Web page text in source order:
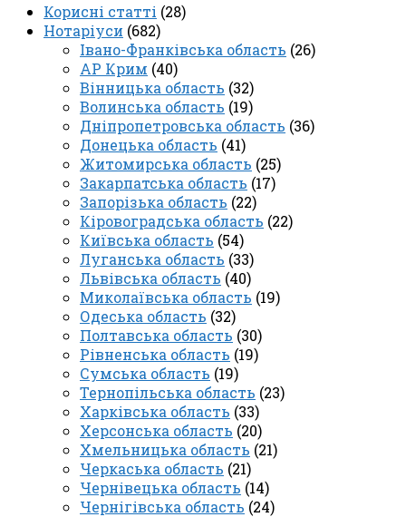
Корисні статті (28)
Нотаріуси (682)
Івано-Франківська область (26)
АР Крим (40)
Вінницька область (32)
Волинська область (19)
Дніпропетровська область (36)
Донецька область (41)
Житомирська область (25)
Закарпатська область (17)
Запорізька область (22)
Кіровоградська область (22)
Київська область (54)
Луганська область (33)
Львівська область (40)
Миколаївська область (19)
Одеська область (32)
Полтавська область (30)
Рівненська область (19)
Сумська область (19)
Тернопільська область (23)
Харківська область (33)
Херсонська область (20)
Хмельницька область (21)
Черкаська область (21)
Чернівецька область (14)
Чернігівська область (24)